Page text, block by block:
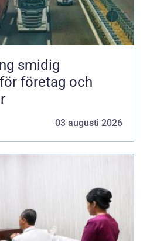
företag och
03 augusti 2026